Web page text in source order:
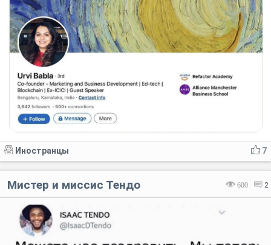
7
Иностранцы
600 2
Мистер и миссис Тендо